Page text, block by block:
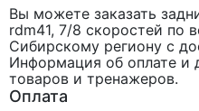
Вы можете заказать
rdm41, 7/8 скоростей по
Сибирскому региону с
Информация об оплате и
товаров и тренажеров.
Оплата